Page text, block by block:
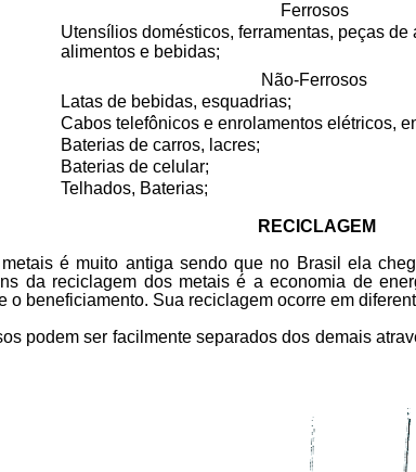
Ferrosos
Utensílios domésticos, ferramentas, peças
alimentos e bebidas;
Não-Ferrosos
Latas de bebidas, esquadrias;
Cabos telefônicos e enrolamentos elétricos,
Baterias de carros, lacres;
Baterias de celular;
Telhados, Baterias;
RECICLAGEM
é muito antiga sendo que no Brasil ela
da reciclagem dos metais é a economia de
o beneficiamento. Sua reciclagem ocorre em
podem ser facilmente separados dos demais